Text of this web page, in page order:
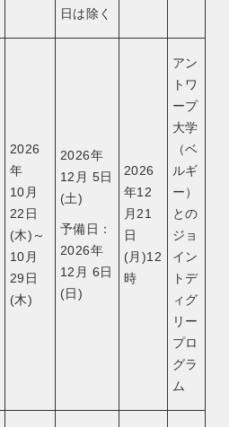
日は除く
2026
年
10月
22日
(木)～
10月
29日
(木)
2026年
12月 5日
(土)
予備日：
2026年
12月 6日
(日)
2026
年12
月21
日
(月)12
時
アン
トワ
ープ
大学
（ベ
ルギ
ー）
との
ジョ
イン
トデ
ィグ
リー
プロ
グラ
ム